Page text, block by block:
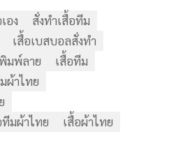
อง
สั่งทำเสื้อทีม
เสื้อเบสบอลสั่งทำ
มพ์ลาย
เสื้อทีม
ผ้าไทย
มผ้าไทย
เสื้อผ้าไทย